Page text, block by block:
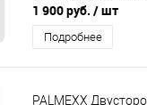
1 900 руб. / шт
Подробнее
PALMEXX